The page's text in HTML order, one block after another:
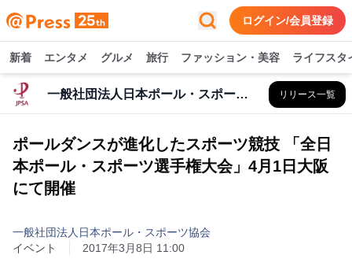
ログイン/会員登録
新着 エンタメ グルメ 旅行 ファッション・美容 ライフスタ
一般社団法人日本ポール・スポーツ協会 リリース一覧
ポールダンスが進化したスポーツ競技 「全日
本ポール・スポーツ選手権大会」4月1日大阪
にて開催
一般社団法人日本ポール・スポーツ協会
イベント
2017年3月8日 11:00